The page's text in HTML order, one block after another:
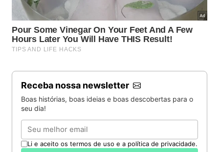
Receba nossa newsletter
Boas histórias, boas ideias e boas descobertas para o
seu dia!
Email
Li e aceito os termos de uso e a política de privacidade.